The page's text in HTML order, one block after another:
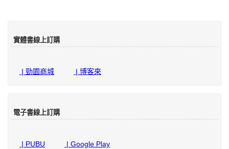
實體書線上訂購
| 勁園商城 | 博客來
電子書線上訂購
| PUBU | Google Play